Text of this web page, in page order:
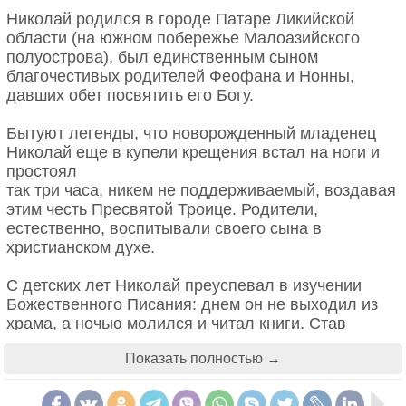
потеряет свой аромат. Однако в Швеции к такому
подарку относятся негативно. Считается, что мыло
может «смыть» дружеские отношения между
дарителем и получателем. Мужчина-швед также
никогда не подарит своей возлюбленной
временем привязанность дамы к нему «сотрется».
Швейцария
Николай родился в городе Патаре Ликийской
области (на южном побережье Малоазийского
полуострова), был единственным сыном
благочестивых родителей Феофана и Нонны,
давших обет посвятить его Богу.
Бытуют легенды, что новорожденный младенец
Николай еще в купели крещения встал на ноги и
простоял
так три часа, никем не поддерживаемый, воздавая
этим честь Пресвятой Троице. Родители,
естественно, воспитывали своего сына в
христианском духе.
С детских лет Николай преуспевал в изучении
Божественного Писания: днем он не выходил из
храма, а ночью молился и читал книги. Став
вопросах веры был подобен старцу (чем вызывал
Показать полностью →